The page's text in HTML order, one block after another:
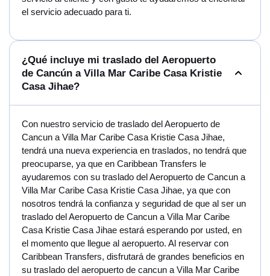
el servicio adecuado para ti.
¿Qué incluye mi traslado del Aeropuerto
de Cancún a Villa Mar Caribe Casa Kristie
Casa Jihae?
Con nuestro servicio de traslado del Aeropuerto de
Cancun a Villa Mar Caribe Casa Kristie Casa Jihae,
tendrá una nueva experiencia en traslados, no tendrá que
preocuparse, ya que en Caribbean Transfers le
ayudaremos con su traslado del Aeropuerto de Cancun a
Villa Mar Caribe Casa Kristie Casa Jihae, ya que con
nosotros tendrá la confianza y seguridad de que al ser un
traslado del Aeropuerto de Cancun a Villa Mar Caribe
Casa Kristie Casa Jihae estará esperando por usted, en
el momento que llegue al aeropuerto. Al reservar con
Caribbean Transfers, disfrutará de grandes beneficios en
su traslado del aeropuerto de cancun a Villa Mar Caribe